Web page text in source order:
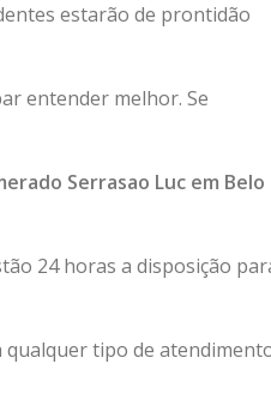
estarão de prontidão
entender melhor. Se
Serrasao Luc em Belo
24 horas a disposição
tipo de